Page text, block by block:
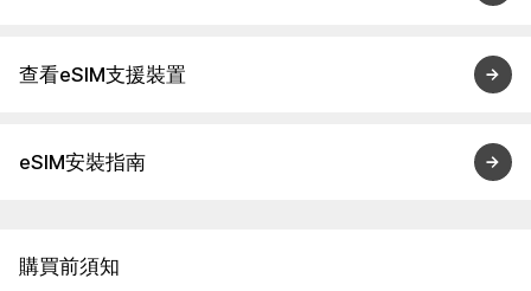
查看eSIM支援裝置
eSIM安裝指南
購買前須知